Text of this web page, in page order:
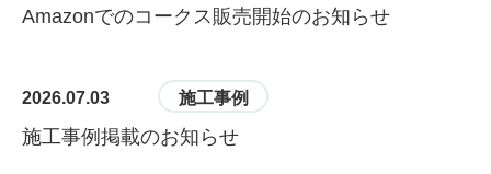
Amazonでのコークス販売開始のお知らせ
2026.07.03 施工事例
施工事例掲載のお知らせ